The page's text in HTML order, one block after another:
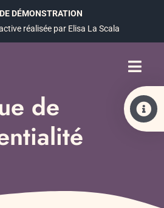
DÉMONSTRATION
réalisée par Elisa La Scala
de